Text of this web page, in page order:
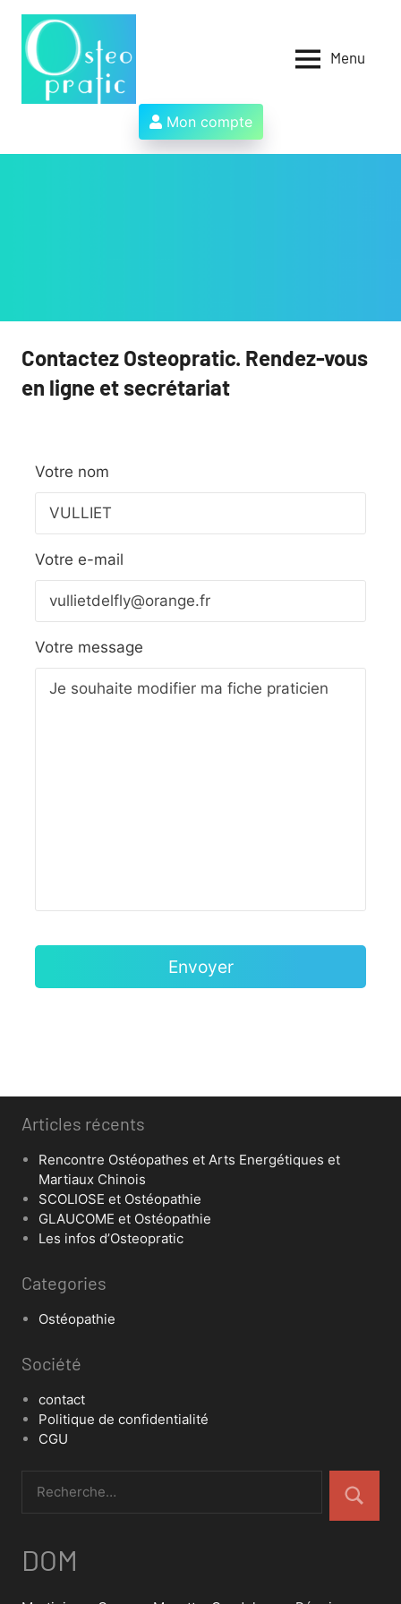
Aller
contenu
des
ostéopathes
et
Menu
Mon compte
Contactez Osteopratic. Rendez-vous
en ligne et secrétariat
Votre nom
Votre e-mail
Votre message
Articles récents
Rencontre Ostéopathes et Arts Energétiques et
Martiaux Chinois
SCOLIOSE et Ostéopathie
GLAUCOME et Ostéopathie
Les infos d’Osteopratic
Categories
Ostéopathie
Société
contact
Politique de confidentialité
CGU
DOM